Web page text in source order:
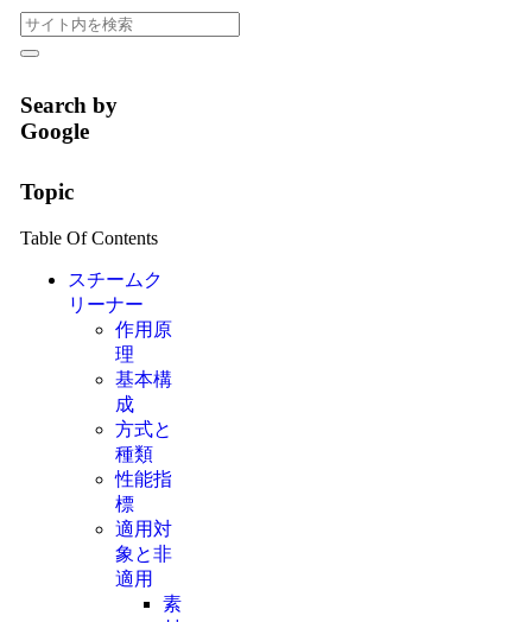
Search by
Google
Topic
Table Of Contents
スチームク
リーナー
作用原
理
基本構
成
方式と
種類
性能指
標
適用対
象と非
適用
素